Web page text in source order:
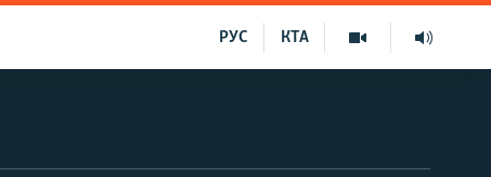
КТА
РУС